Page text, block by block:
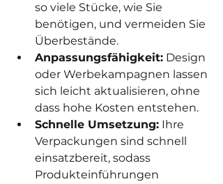
so viele Stücke, wie Sie
benötigen, und vermeiden Sie
Überbestände.
Anpassungsfähigkeit: Design
oder Werbekampagnen lassen
sich leicht aktualisieren, ohne
dass hohe Kosten entstehen.
Schnelle Umsetzung: Ihre
Verpackungen sind schnell
einsatzbereit, sodass
Produkteinführungen